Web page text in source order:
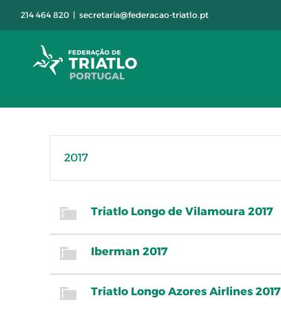
214 464 820 | secretaria@federacao-triatlo.pt
2017
Triatlo Longo de Vilamoura 2017
Iberman 2017
Triatlo Longo Azores Airlines 2017